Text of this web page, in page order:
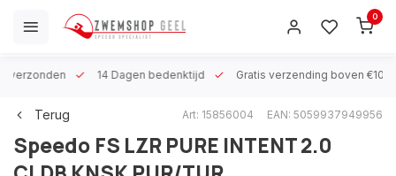
0
verzonden 14 Dagen bedenktijd Gratis verzending boven €100
Terug Art: 15856004 EAN: 5059937949956
Speedo FS LZR PURE INTENT 2.0